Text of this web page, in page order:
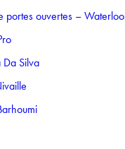
portes ouvertes – Waterloo
Silva